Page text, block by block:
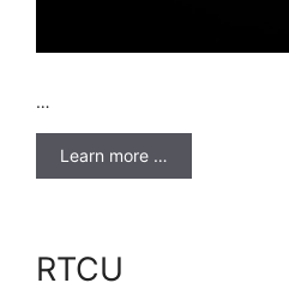
…
Learn more …
RTCU